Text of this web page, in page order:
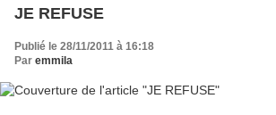
JE REFUSE
Publié le 28/11/2011 à 16:18
Par emmila